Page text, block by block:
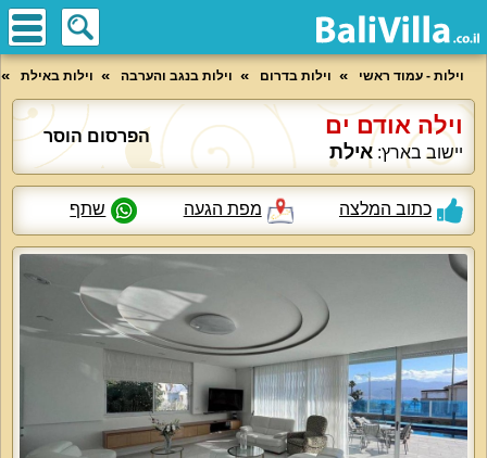
וילות - עמוד ראשי וילות בדרום וילות בנגב והערבה וילות באילת
וילה אודם ים
יישוב בארץ: אילת
הפרסום הוסר
כתוב המלצה מפת הגעה שתף